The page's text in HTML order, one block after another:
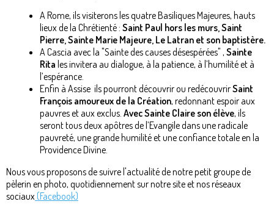
A Rome, ils visiterons les quatre Basiliques Majeures, hauts
lieux de la Chrétienté : Saint Paul hors les murs, Saint
Pierre, Sainte Marie Majeure, Le Latran et son baptistère.
A Cascia avec la "Sainte des causes désespérées" , Sainte
Rita les invitera au dialogue, à la patience, à l’humilité et à
l’espérance.
Enfin à Assise ils pourront découvrir ou redécouvrirSaint
François amoureux de la Création, redonnant espoir aux
pauvres et aux exclus. Avec Sainte Claire son élève, ils
seront tous deux apôtres de l’Evangile dans une radicale
pauvreté, une grande humilité et une confiance totale en la
Providence Divine.
Nous vous proposons de suivre l'actualité de notre petit groupe de
pèlerin en photo, quotidiennement sur notre site et nos réseaux
sociaux (Facebook)